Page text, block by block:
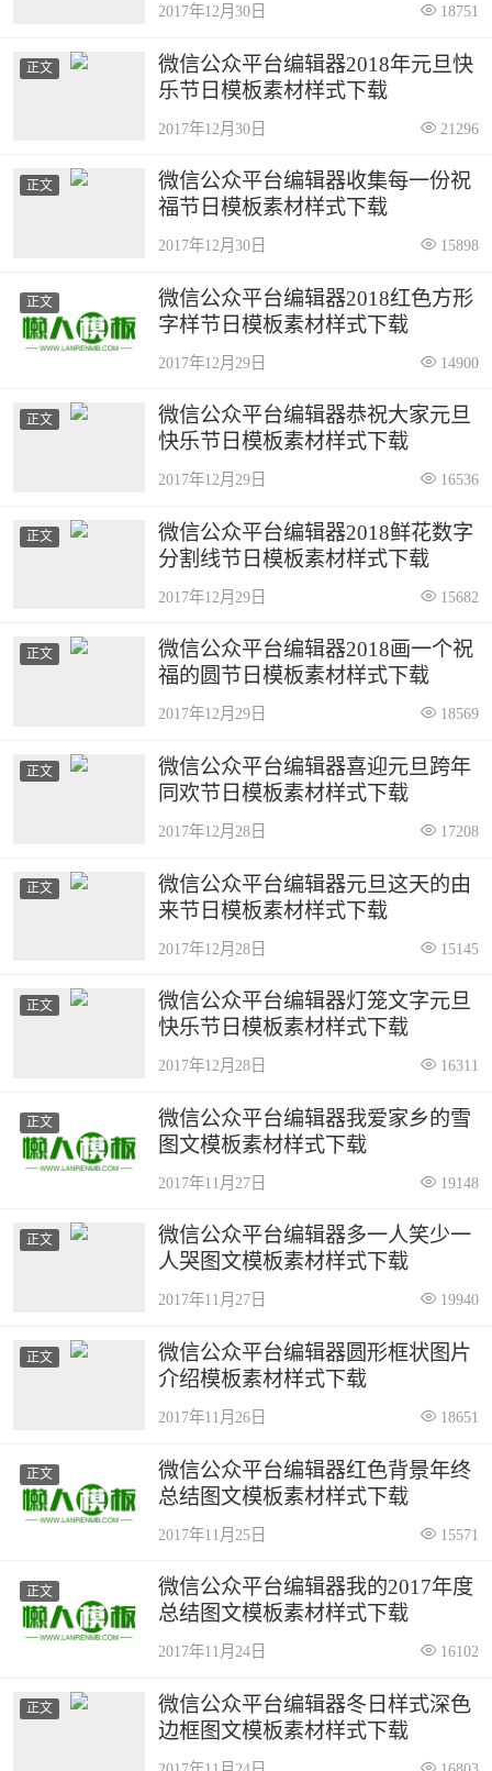
2017年12月30日 18751
正文
微信公众平台编辑器2018年元旦快
乐节日模板素材样式下载
2017年12月30日 21296
正文
微信公众平台编辑器收集每一份祝
福节日模板素材样式下载
2017年12月30日 15898
正文
微信公众平台编辑器2018红色方形
字样节日模板素材样式下载
2017年12月29日 14900
正文
微信公众平台编辑器恭祝大家元旦
快乐节日模板素材样式下载
2017年12月29日 16536
正文
微信公众平台编辑器2018鲜花数字
分割线节日模板素材样式下载
2017年12月29日 15682
正文
微信公众平台编辑器2018画一个祝
福的圆节日模板素材样式下载
2017年12月29日 18569
正文
微信公众平台编辑器喜迎元旦跨年
同欢节日模板素材样式下载
2017年12月28日 17208
正文
微信公众平台编辑器元旦这天的由
来节日模板素材样式下载
2017年12月28日 15145
正文
微信公众平台编辑器灯笼文字元旦
快乐节日模板素材样式下载
2017年12月28日 16311
正文
微信公众平台编辑器我爱家乡的雪
图文模板素材样式下载
2017年11月27日 19148
正文
微信公众平台编辑器多一人笑少一
人哭图文模板素材样式下载
2017年11月27日 19940
正文
微信公众平台编辑器圆形框状图片
介绍模板素材样式下载
2017年11月26日 18651
正文
微信公众平台编辑器红色背景年终
总结图文模板素材样式下载
2017年11月25日 15571
正文
微信公众平台编辑器我的2017年度
总结图文模板素材样式下载
2017年11月24日 16102
正文
微信公众平台编辑器冬日样式深色
边框图文模板素材样式下载